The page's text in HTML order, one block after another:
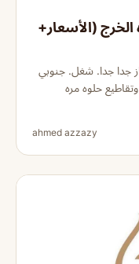
(الأسعار+
جدا جدا. شغل. جنوبي
حلوه مره
ahmed azzazy